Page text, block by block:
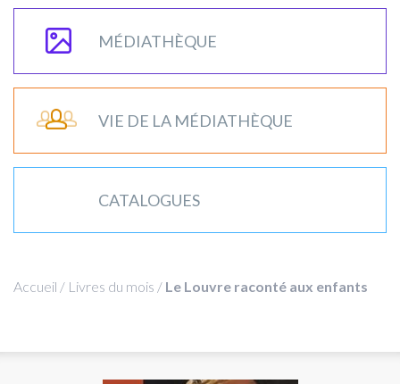
MÉDIATHÈQUE
VIE DE LA MÉDIATHÈQUE
CATALOGUES
Accueil / Livres du mois / Le Louvre raconté aux enfants